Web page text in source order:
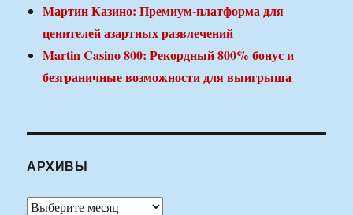
Мартин Казино: Премиум-платформа для
ценителей азартных развлечений
Martin Casino 800: Рекордный 800% бонус и
безграничные возможности для выигрыша
АРХИВЫ
Архивы